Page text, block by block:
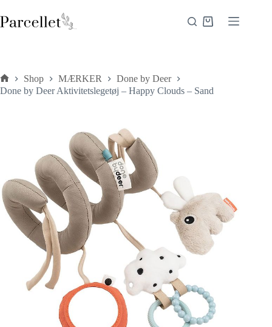
til
indhold
Indkøbskurv
Forside
Shop MÆRKER
Done by Deer
Done by Deer Aktivitetslegetøj – Happy Clouds – Sand